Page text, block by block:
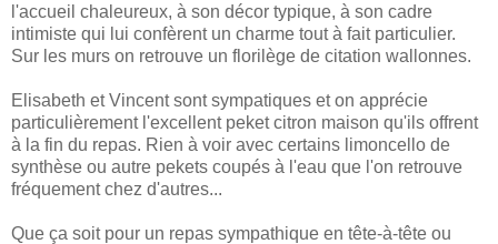
l'accueil chaleureux, à son décor typique, à son cadre
intimiste qui lui confèrent un charme tout à fait particulier.
Sur les murs on retrouve un florilège de citation wallonnes.
Elisabeth et Vincent sont sympatiques et on apprécie
particulièrement l'excellent peket citron maison qu'ils offrent
à la fin du repas. Rien à voir avec certains limoncello de
synthèse ou autre pekets coupés à l'eau que l'on retrouve
fréquement chez d'autres...
Que ça soit pour un repas sympathique en tête-à-tête ou